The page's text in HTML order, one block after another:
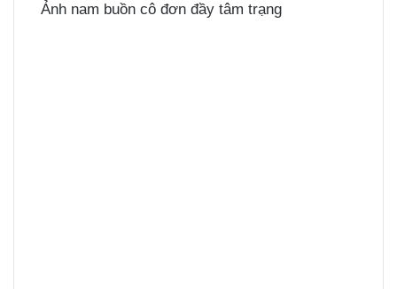
Ảnh nam buồn cô đơn đầy tâm trạng